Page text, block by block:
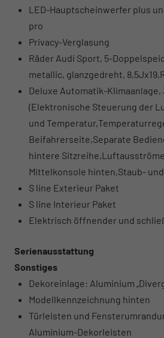
LED-Hauptscheinwerfer plus
pro
Privacy-Verglasung
Räder Audi Sport, 5-
metallic, glanzgedreht,
Deluxe Automatik-Klimaanlage,
(Elektronische Steuerung der
und
Beifahrerseite,Separate
hintere
Mittelkonsole hinten,Staub-
S line Exterieur Paket
S line Interieur Paket
Elektrisch öffnender und
Serienausstattung
Sonstiges
Dekoreinlage: Aluminium
Modellkennzeichnung hinten
Türleisten und
Aluminium-Dekorleisten